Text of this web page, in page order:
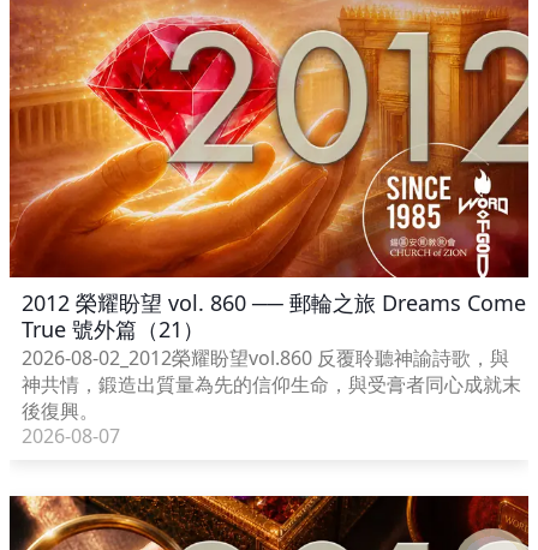
2012 榮耀盼望 vol. 860 ── 郵輪之旅 Dreams Come
True 號外篇（21）
2026-08-02_2012榮耀盼望vol.860 反覆聆聽神諭詩歌，與
神共情，鍛造出質量為先的信仰生命，與受膏者同心成就末
後復興。
2026-08-07